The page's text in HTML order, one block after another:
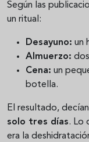
Según las
un ritual:
Desayuno: un
Almuerzo:
Cena: un
botella.
El resultado,
solo tres días. Lo
era la